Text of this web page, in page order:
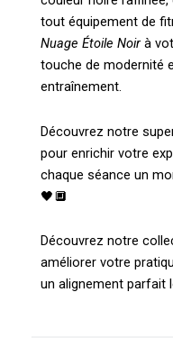
tout équipement de
Nuage Étoile Noir à
touche de modernité
entraînement.
Découvrez notre
pour enrichir votre
chaque séance un
🖤🔲
Découvrez notre
améliorer votre
un alignement parfait